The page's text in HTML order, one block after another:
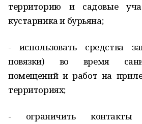
территорию и садовые
кустарника и бурьяна;
- использовать средства
повязки) во время
помещений и работ на
территориях;
- ограничить